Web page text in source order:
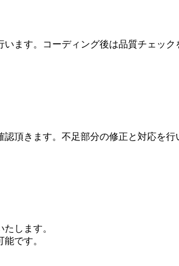
ます。コーディング後は品質チェック
頂きます。不足部分の修正と対応を行
します。
です。